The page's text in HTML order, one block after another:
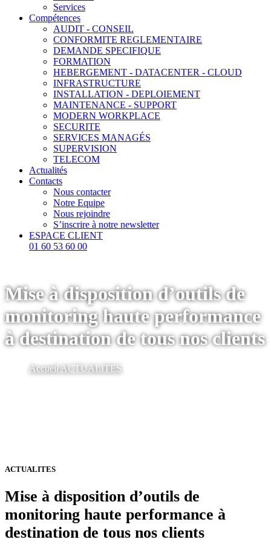
Services
Compétences
AUDIT - CONSEIL
CONFORMITE REGLEMENTAIRE
DEMANDE SPECIFIQUE
FORMATION
HEBERGEMENT - DATACENTER - CLOUD
INFRASTRUCTURE
INSTALLATION - DEPLOIEMENT
MAINTENANCE - SUPPORT
MODERN WORKPLACE
SECURITE
SERVICES MANAGÉS
SUPERVISION
TELECOM
Actualités
Contacts
Nous contacter
Notre Equipe
Nous rejoindre
S’inscrire à notre newsletter
ESPACE CLIENT
01 60 53 60 00
Mise à disposition d’outils de
monitoring haute performance
à destination de tous nos clients
AccueilACTUALITES
ACTUALITES
Mise à disposition d’outils de
monitoring haute performance à
destination de tous nos clients